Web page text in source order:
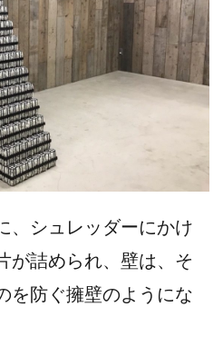
シュレッダーにかけ
が詰められ、壁は、そ
を防ぐ擁壁のようにな